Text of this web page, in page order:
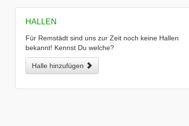
HALLEN
Für Remstädt sind uns zur Zeit noch keine Hallen
bekannt! Kennst Du welche?
Halle hinzufügen